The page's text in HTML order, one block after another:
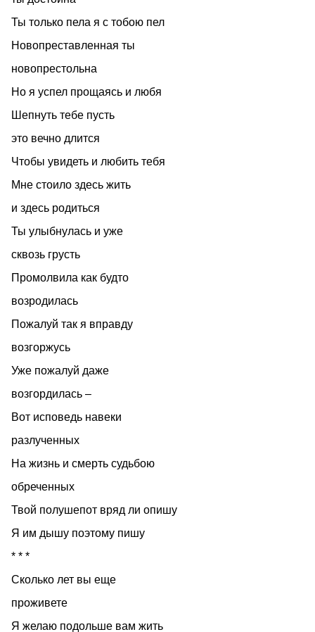
Ты только пела я с тобою пел
Новопреставленная ты
новопрестольна
Но я успел прощаясь и любя
Шепнуть тебе пусть
это вечно длится
Чтобы увидеть и любить тебя
Мне стоило здесь жить
и здесь родиться
Ты улыбнулась и уже
сквозь грусть
Промолвила как будто
возродилась
Пожалуй так я вправду
возгоржусь
Уже пожалуй даже
возгордилась –
Вот исповедь навеки
разлученных
На жизнь и смерть судьбою
обреченных
Твой полушепот вряд ли опишу
Я им дышу поэтому пишу
* * *
Сколько лет вы еще
проживете
Я желаю подольше вам жить